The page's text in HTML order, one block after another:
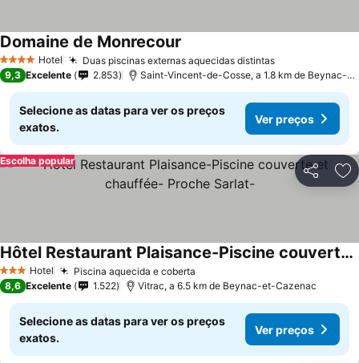
4 EstrelasHotel Duas piscinas externas aquecidas distintas
Domaine de Monrecour
9,3 Excelente 2.853 Saint-Vincent-de-Cosse, a 1.8 km de Beynac-et-Cazenac
Selecione as datas para ver os preços
exatos.
Ver preços
Partilhar
Escolha popular
3 EstrelasHotel Piscina aquecida e coberta
Hôtel Restaurant Plaisance-Piscine couverte et chauffée- Proche Sarlat-
8,6 Excelente 1.522 Vitrac, a 6.5 km de Beynac-et-Cazenac
Selecione as datas para ver os preços
exatos.
Ver preços